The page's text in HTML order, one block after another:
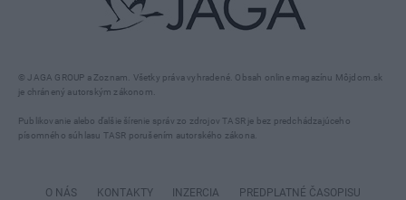
© JAGA GROUP a Zoznam. Všetky práva vyhradené. Obsah online magazínu Môjdom.sk
je chránený autorským zákonom.
Publikovanie alebo ďalšie šírenie správ zo zdrojov TASR je bez predchádzajúceho
písomného súhlasu TASR porušením autorského zákona.
O NÁS KONTAKTY INZERCIA PREDPLATNÉ ČASOPISU